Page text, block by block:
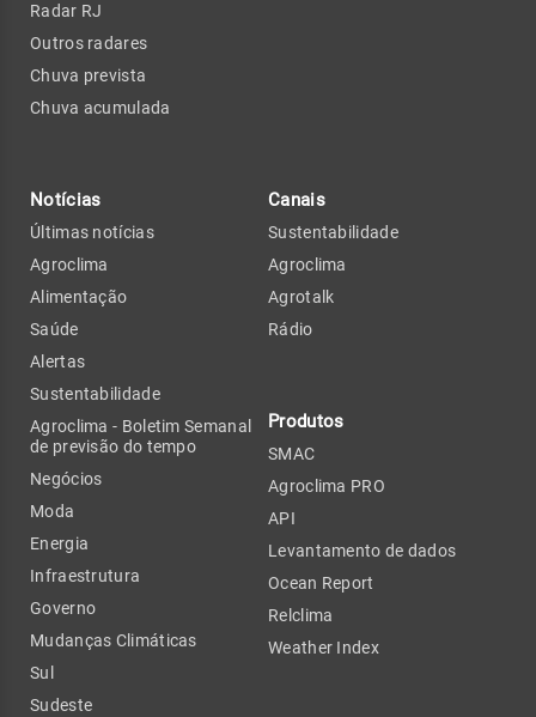
Radar RJ
Outros radares
Chuva prevista
Chuva acumulada
Notícias
Últimas notícias
Agroclima
Alimentação
Saúde
Alertas
Sustentabilidade
Agroclima - Boletim Semanal
de previsão do tempo
Negócios
Moda
Energia
Infraestrutura
Governo
Mudanças Climáticas
Sul
Sudeste
Canais
Sustentabilidade
Agroclima
Agrotalk
Rádio
Produtos
SMAC
Agroclima PRO
API
Levantamento de dados
Ocean Report
Relclima
Weather Index